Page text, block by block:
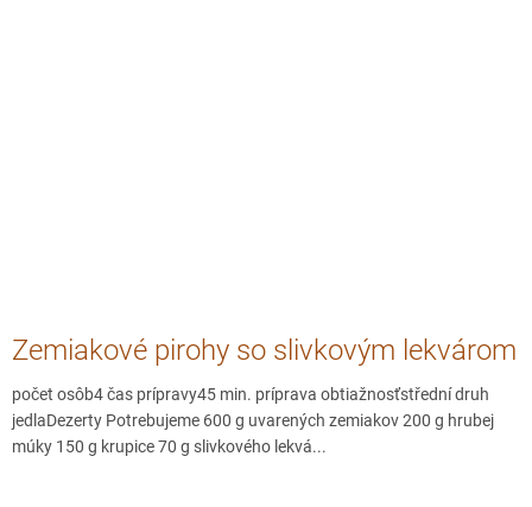
Zemiakové pirohy so slivkovým lekvárom
počet osôb4 čas prípravy45 min. príprava obtiažnosťstřední druh
jedlaDezerty Potrebujeme 600 g uvarených zemiakov 200 g hrubej
múky 150 g krupice 70 g slivkového lekvá...